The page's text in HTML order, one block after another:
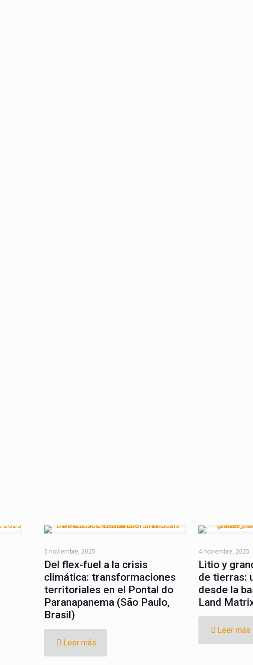
5 noviembre, 2025
Del flex-fuel a la crisis
climática: transformaciones
territoriales en el Pontal do
Paranapanema (São Paulo,
Brasil)
Leer más
4 noviembre, 2025
Litio y
de tierras:
desde la
Land
Leer más
Casos Informes
Copyright © 2020 LandMatrix LAC | Todos los derechos reservados |